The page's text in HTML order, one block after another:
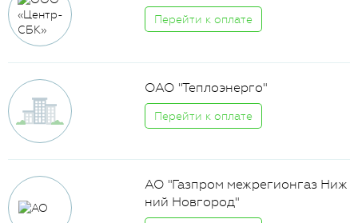
Перейти к оплате
ОАО "Теплоэнерго"
Перейти к оплате
АО "Газпром межрегионгаз Ниж
ний Новгород"